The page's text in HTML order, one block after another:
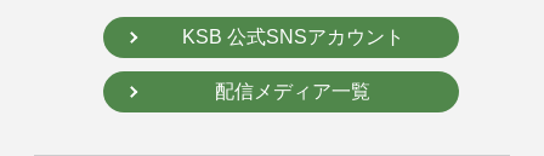
KSB 公式SNSアカウント
配信メディア一覧